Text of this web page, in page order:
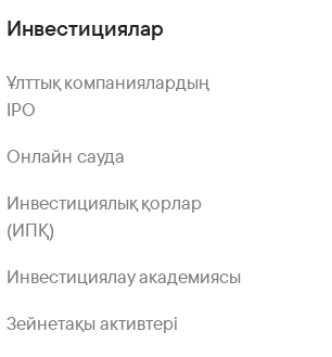
Инвестициялар
Ұлттық компаниялардың
IPO
Онлайн сауда
Инвестициялық қорлар
(ИПҚ)
Инвестициялау академиясы
Зейнетақы активтері